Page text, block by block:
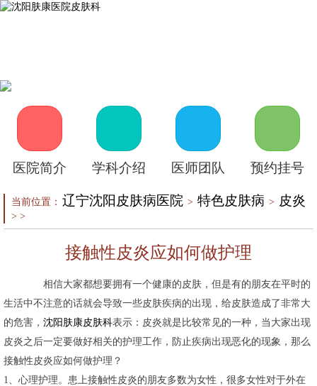
医院简介 学科介绍 医师团队 预约挂号
当前位置： 辽宁沈阳皮肤病医院 > 特色皮肤病 > 皮炎
> >
接触性皮炎应如何做护理
相信大家都想要拥有一个健康的皮肤，但是有的朋友在平时的
生活中不注意的话就会导致一些皮肤疾病的出现，给皮肤造成了非常大
的危害，沈阳肤康皮肤科表示：皮炎就是比较常见的一种，当大家出现
皮炎之后一定要做好相关的护理工作，防止疾病出现恶化的现象，那么
接触性皮炎应如何做护理？
1、心理护理。患上接触性皮炎的朋友多数为女性，很多女性对于外在